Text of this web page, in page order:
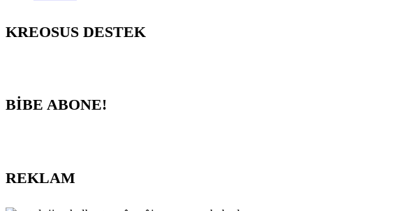
KREOSUS DESTEK
BİBE ABONE!
REKLAM